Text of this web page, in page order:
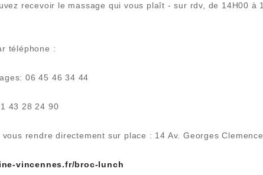
recevoir le massage qui vous plaît - sur rdv, de 14H00 à
téléphone :
06 45 46 34 44
43 28 24 90
rendre directement sur place : 14 Av. Georges
vincennes.fr/broc-lunch